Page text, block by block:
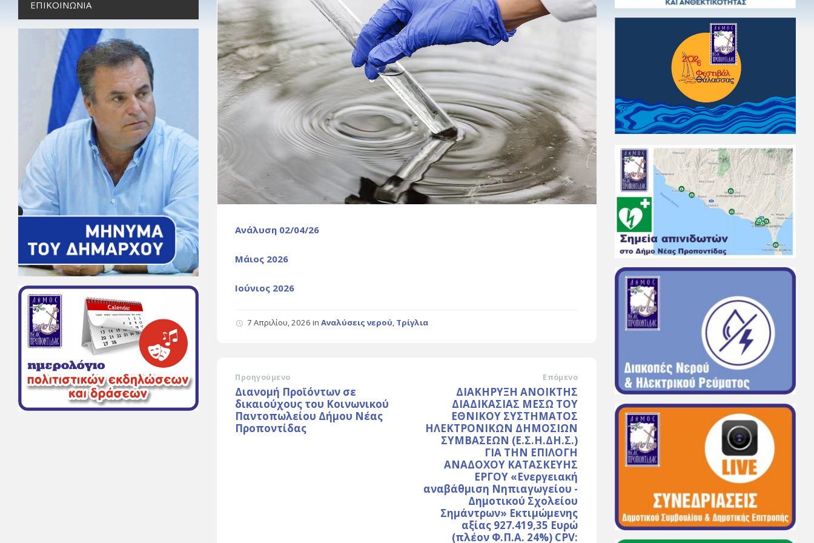
Ανάλυση 02/04/26
Μάιος 2026
Ιούνιος 2026
7 Απριλίου, 2026inΑναλύσεις νερού, Τρίγλια
Προηγούμενο
Διανομή Προϊόντων σε
δικαιούχους του Κοινωνικού
Παντοπωλείου Δήμου Νέας
Προποντίδας
Επόμενο
ΔΙΑΚΗΡΥΞΗ ΑΝΟΙΚΤΗΣ
ΔΙΑΔΙΚΑΣΙΑΣ ΜΕΣΩ ΤΟΥ
ΕΘΝΙΚΟΥ ΣΥΣΤΗΜΑΤΟΣ
ΗΛΕΚΤΡΟΝΙΚΩΝ ΔΗΜΟΣΙΩΝ
ΣΥΜΒΑΣΕΩΝ (Ε.Σ.Η.ΔΗ.Σ.)
ΓΙΑ ΤΗΝ ΕΠΙΛΟΓΗ
ΑΝΑΔΟΧΟΥ ΚΑΤΑΣΚΕΥΗΣ
ΕΡΓΟΥ «Ενεργειακή
αναβάθμιση Νηπιαγωγείου -
Δημοτικού Σχολείου
Σημάντρων» Εκτιμώμενης
αξίας 927.419,35 Ευρώ
(πλέον Φ.Π.Α. 24%) CPV:
ΕΠΙΚΟΙΝΩΝΊΑ